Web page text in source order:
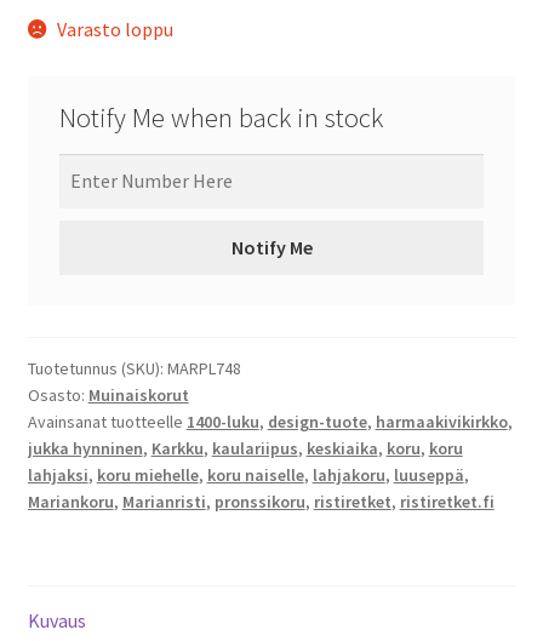
Varasto loppu
Notify Me when back in stock
Notify Me
Tuotetunnus (SKU): MARPL748
Osasto: Muinaiskorut
Avainsanat tuotteelle 1400-luku, design-tuote, harmaakivikirkko,
jukka hynninen, Karkku, kaulariipus, keskiaika, koru, koru
lahjaksi, koru miehelle, koru naiselle, lahjakoru, luuseppä,
Mariankoru, Marianristi, pronssikoru, ristiretket, ristiretket.fi
Kuvaus